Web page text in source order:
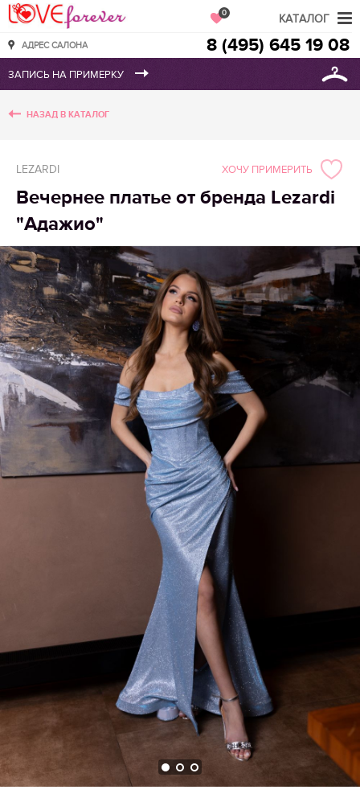
Love Forever
АДРЕС САЛОНА
0
8 (495) 645 19 08
НАЗАД В КАТАЛОГ
LEZARDI
Вечернее платье от бренда Lezardi
"Адажио"
ХОЧУ ПРИМЕРИТЬ
КАТАЛОГ